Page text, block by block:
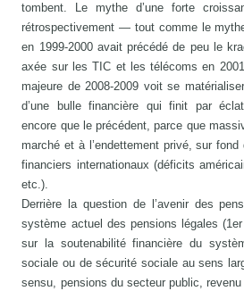
tombent. Le mythe d’une forte
rétrospectivement — tout comme le
en 1999-2000 avait précédé de peu le
axée sur les TIC et les télécoms en
majeure de 2008-2009 voit se
d’une bulle financière qui finit par
encore que le précédent, parce que
marché et à l’endettement privé, sur fond
financiers internationaux (déficits
etc.).
Derrière la question de l’avenir des
système actuel des pensions légales
sur la soutenabilité financière du
sociale ou de sécurité sociale au sens
sensu, pensions du secteur public,